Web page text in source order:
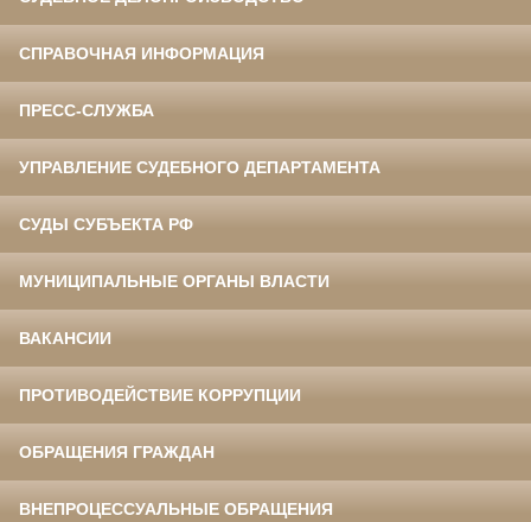
СПРАВОЧНАЯ ИНФОРМАЦИЯ
ПРЕСС-СЛУЖБА
УПРАВЛЕНИЕ СУДЕБНОГО ДЕПАРТАМЕНТА
СУДЫ СУБЪЕКТА РФ
МУНИЦИПАЛЬНЫЕ ОРГАНЫ ВЛАСТИ
ВАКАНСИИ
ПРОТИВОДЕЙСТВИЕ КОРРУПЦИИ
ОБРАЩЕНИЯ ГРАЖДАН
ВНЕПРОЦЕССУАЛЬНЫЕ ОБРАЩЕНИЯ